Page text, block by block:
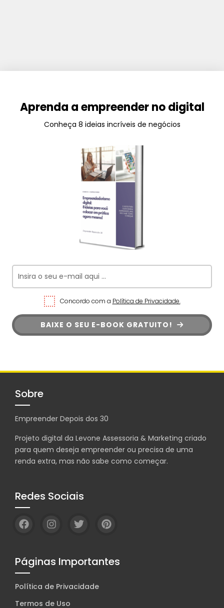
Aprenda a empreender no digital
Conheça 8 ideias incríveis de negócios
Concordo com a Política de Privacidade.
BAIXE O SEU E-BOOK GRATUITO!
Sobre
Empreender Depois dos 30
Projeto digital da Levone Assessoria & Marketing criado
para quem deseja empreender ou precisa de uma
renda extra, mas não sabe como começar.
Redes Sociais
Páginas Importantes
Política de Privacidade
Termos de Uso